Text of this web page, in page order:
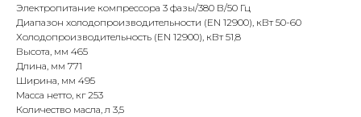
Электропитание компрессора 3 фазы/380 В/50 Гц
Диапазон холодопроизводительности (EN 12900), кВт 50-60
Холодопроизводительность (EN 12900), кВт 51,8
Высота, мм 465
Длина, мм 771
Ширина, мм 495
Масса нетто, кг 253
Количество масла, л 3,5